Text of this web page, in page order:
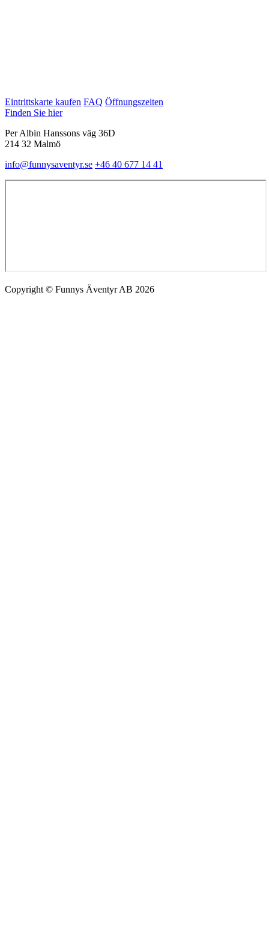
Eintrittskarte kaufen FAQ Öffnungszeiten
Finden Sie hier
Per Albin Hanssons väg 36D
214 32 Malmö
info@funnysaventyr.se +46 40 677 14 41
Copyright © Funnys Äventyr AB 2026